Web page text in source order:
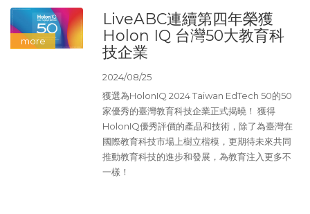
LiveABC連續第四年榮獲
Holon IQ 台灣50大教育科
技企業
2024/08/25
獲選為HolonIQ 2024 Taiwan EdTech 50的50
家優秀的臺灣教育科技企業正式揭曉！ 獲得
HolonIQ優秀評價的產品和技術，除了為臺灣在
國際教育科技市場上樹立楷模，更期待未來共同
推動教育科技的進步和發展，為教育注入更多不
一樣！